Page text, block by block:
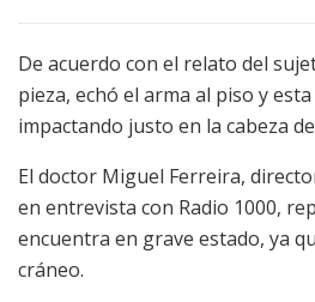
De acuerdo con el relato del
pieza, echó el arma al piso y
impactando justo en la cabeza
El doctor Miguel Ferreira,
en entrevista con Radio 1000,
encuentra en grave estado, ya
cráneo.